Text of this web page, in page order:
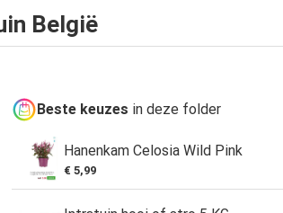
België
Beste keuzes in deze folder
Hanenkam Celosia Wild Pink
€ 5,99